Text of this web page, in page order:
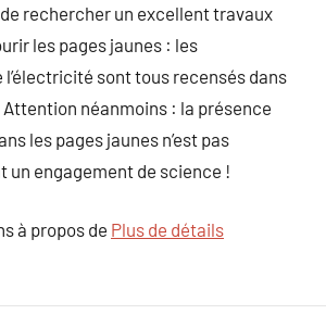
rechercher un excellent travaux
les pages jaunes : les
l’électricité sont tous recensés dans
Attention néanmoins : la présence
les pages jaunes n’est pas
un engagement de science !
à propos de Plus de détails